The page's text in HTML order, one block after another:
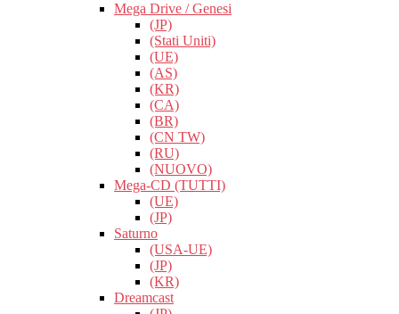
Mega Drive / Genesi
(JP)
(Stati Uniti)
(UE)
(AS)
(KR)
(CA)
(BR)
(CN TW)
(RU)
(NUOVO)
Mega-CD (TUTTI)
(UE)
(JP)
Saturno
(USA-UE)
(JP)
(KR)
Dreamcast